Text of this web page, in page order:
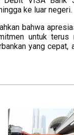
ke luar negeri.
bahwa
untuk terus
yang cepat,